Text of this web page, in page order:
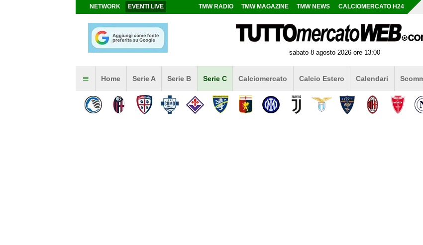
NETWORK EVENTI LIVE TMW RADIO TMW MAGAZINE TMW NEWS CALCIOMERCATO H24
sabato 8 agosto 2026 ore 13:00
Home Serie A Serie B Serie C Calciomercato Calcio Estero Calendari